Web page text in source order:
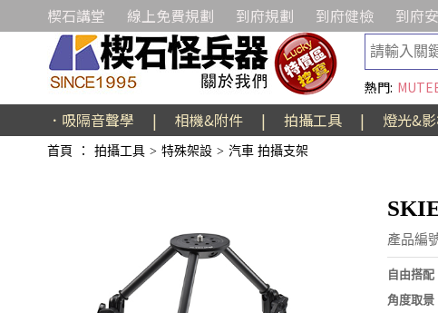
楔石講堂 線上免費規劃 到府規劃 到府健檢 到府
熱門:
．吸隔音聲學 | 相機&附件 | 拍攝工具 | 燈光&
首頁 ： 拍攝工具 > 特殊架設 > 汽車 拍攝支架
產品編
自由搭
角度取